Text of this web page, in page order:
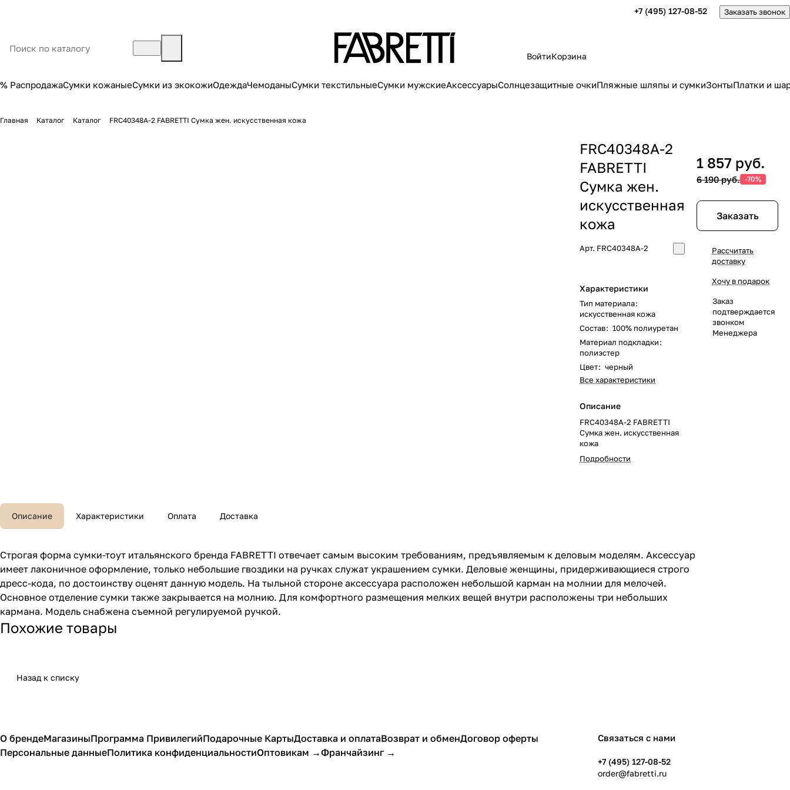
+7 (495) 127-08-52 Заказать звонок
ВойтиКорзина
% РаспродажаСумки кожаныеСумки из экокожиОдеждаЧемоданыСумки текстильныеСумки мужскиеАксессуарыСолнцезащитные очкиПляжные шляпы и сумкиЗонтыПлатки и
Главная Каталог Каталог FRC40348A-2 FABRETTI Сумка жен. искусcтвенная кожа
FRC40348A-2
FABRETTI
Сумка жен.
искусcтвенная
кожа
Арт. FRC40348A-2
Характеристики
Тип материала:
искусственная кожа
Состав: 100% полиуретан
Материал подкладки:
полиэстер
Цвет: черный
Все характеристики
Описание
FRC40348A-2 FABRETTI
Сумка жен. искусcтвенная
кожа
Подробности
1 857 руб.
6 190 руб. -70%
Заказать
Рассчитать
доставку
Хочу в подарок
Заказ
подтверждается
звонком
Менеджера
Описание Характеристики Оплата Доставка
Строгая форма сумки-тоут итальянского бренда FABRETTI отвечает самым высоким требованиям, предъявляемым к деловым моделям. Аксессуар
имеет лаконичное оформление, только небольшие гвоздики на ручках служат украшением сумки. Деловые женщины, придерживающиеся строго
дресс-кода, по достоинству оценят данную модель. На тыльной стороне аксессуара расположен небольшой карман на молнии для мелочей.
Основное отделение сумки также закрывается на молнию. Для комфортного размещения мелких вещей внутри расположены три небольших
кармана. Модель снабжена съемной регулируемой ручкой.
Похожие товары
Назад к списку
О брендеМагазиныПрограмма ПривилегийПодарочные КартыДоставка и оплатаВозврат и обменДоговор оферты
Персональные данныеПолитика конфиденциальностиОптовикам →Франчайзинг →
Связаться с нами
+7 (495) 127-08-52
order@fabretti.ru